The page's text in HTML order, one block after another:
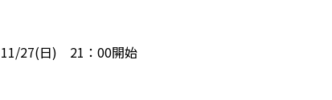
11/27(日) 21：00開始